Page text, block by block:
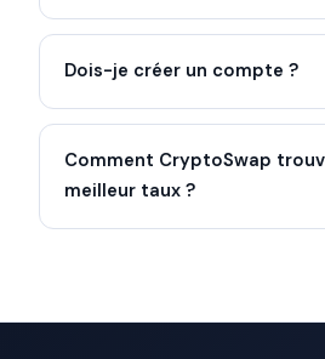
Dois-je créer un compte ?
Comment CryptoSwap
meilleur taux ?